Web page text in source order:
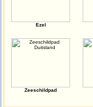
Ezel
Zeeschildpad